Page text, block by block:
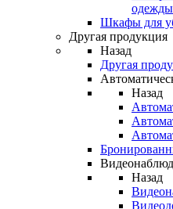
одежды
Шкафы для
Другая продукция
Назад
Другая
Назад
Назад